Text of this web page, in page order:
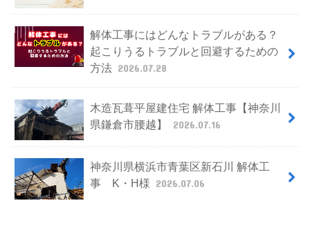
解体工事にはどんなトラブルがある？
起こりうるトラブルと回避するための
方法 2026.07.28
木造瓦葺平屋建住宅 解体工事【神奈川
県鎌倉市腰越】
2026.07.16
神奈川県横浜市青葉区新石川 解体工
事 K・H様 2026.07.06